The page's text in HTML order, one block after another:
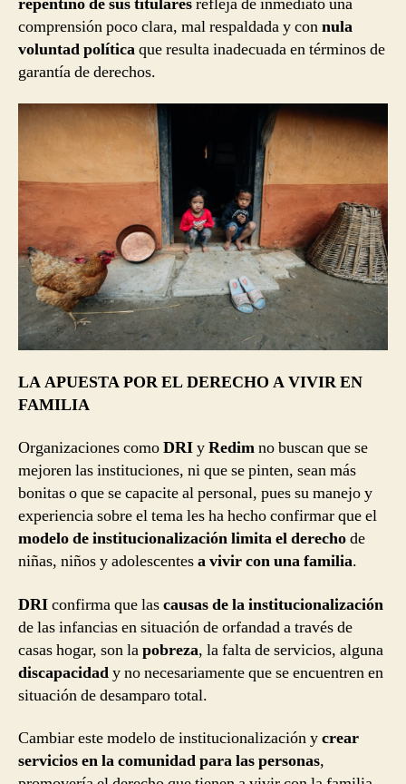
comprensión poco clara, mal respaldada y connula
voluntad políticaque resulta inadecuada en términos de
garantía de derechos.
LA APUESTA POR EL DERECHO A VIVIR EN
FAMILIA
Organizaciones comoDRIyRedimno buscan que se
mejoren las instituciones, ni que se pinten, sean más
bonitas o que se capacite al personal, pues su manejo y
experiencia sobre el tema les ha hecho confirmar que el
modelo de institucionalización limita el derechode
niñas, niños y adolescentesa vivir con una familia.
DRIconfirma que lascausas de la institucionalización
de las infancias en situación de orfandad a través de
casas hogar, son lapobreza, la falta de servicios, alguna
discapacidady no necesariamente que se encuentren en
situación de desamparo total.
Cambiar este modelo de institucionalización ycrear
servicios en la comunidad para las personas,